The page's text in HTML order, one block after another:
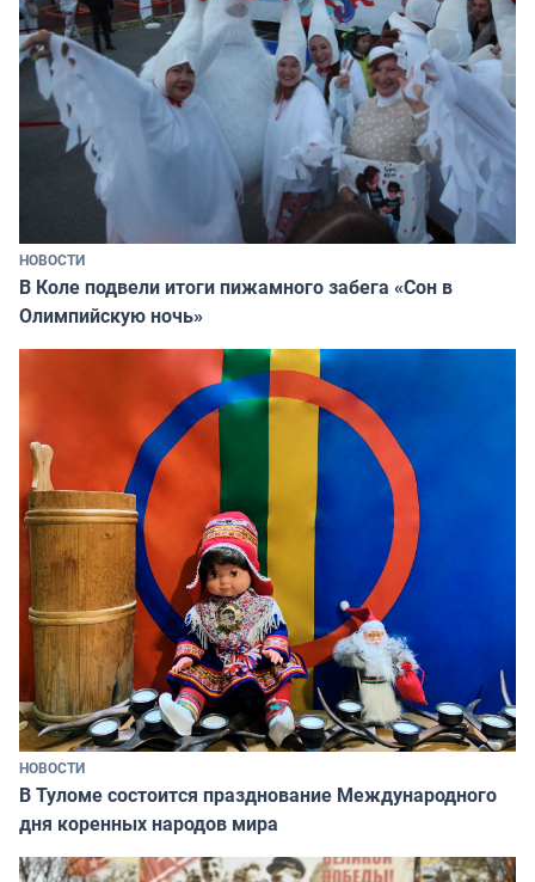
НОВОСТИ
В Коле подвели итоги пижамного забега «Сон в
Олимпийскую ночь»
НОВОСТИ
В Туломе состоится празднование Международного
дня коренных народов мира